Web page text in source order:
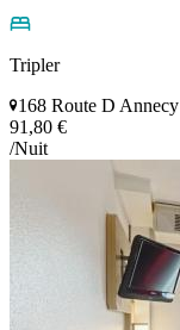
Tripler
168 Route D Annecy
91,80 €
/Nuit